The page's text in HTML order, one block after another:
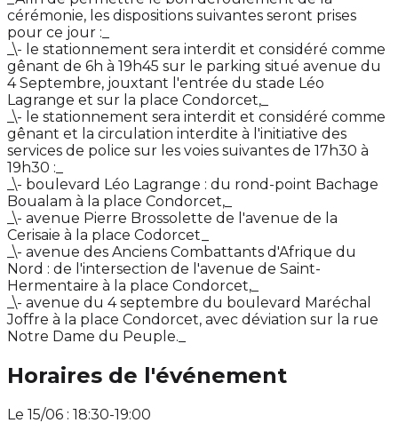
cérémonie, les dispositions suivantes seront prises
pour ce jour :_
_\- le stationnement sera interdit et considéré comme
gênant de 6h à 19h45 sur le parking situé avenue du
4 Septembre, jouxtant l'entrée du stade Léo
Lagrange et sur la place Condorcet,_
_\- le stationnement sera interdit et considéré comme
gênant et la circulation interdite à l'initiative des
services de police sur les voies suivantes de 17h30 à
19h30 :_
_\- boulevard Léo Lagrange : du rond-point Bachage
Boualam à la place Condorcet,_
_\- avenue Pierre Brossolette de l'avenue de la
Cerisaie à la place Codorcet_
_\- avenue des Anciens Combattants d'Afrique du
Nord : de l'intersection de l'avenue de Saint-
Hermentaire à la place Condorcet,_
_\- avenue du 4 septembre du boulevard Maréchal
Joffre à la place Condorcet, avec déviation sur la rue
Notre Dame du Peuple._
Horaires de l'événement
Le 15/06 : 18:30-19:00